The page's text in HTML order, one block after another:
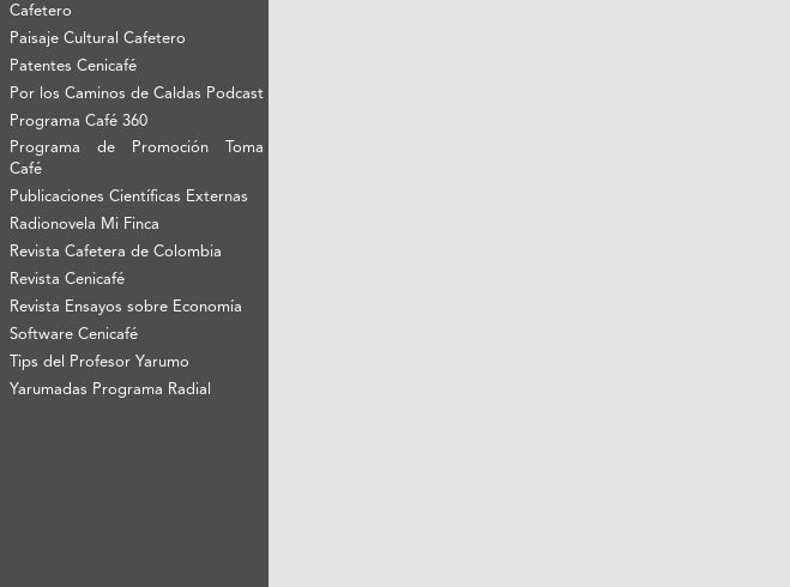
Cafetero
Paisaje Cultural Cafetero
Patentes Cenicafé
Por los Caminos de Caldas Podcast
Programa Café 360
Programa de Promoción Toma
Café
Publicaciones Científicas Externas
Radionovela Mi Finca
Revista Cafetera de Colombia
Revista Cenicafé
Revista Ensayos sobre Economía
Software Cenicafé
Tips del Profesor Yarumo
Yarumadas Programa Radial